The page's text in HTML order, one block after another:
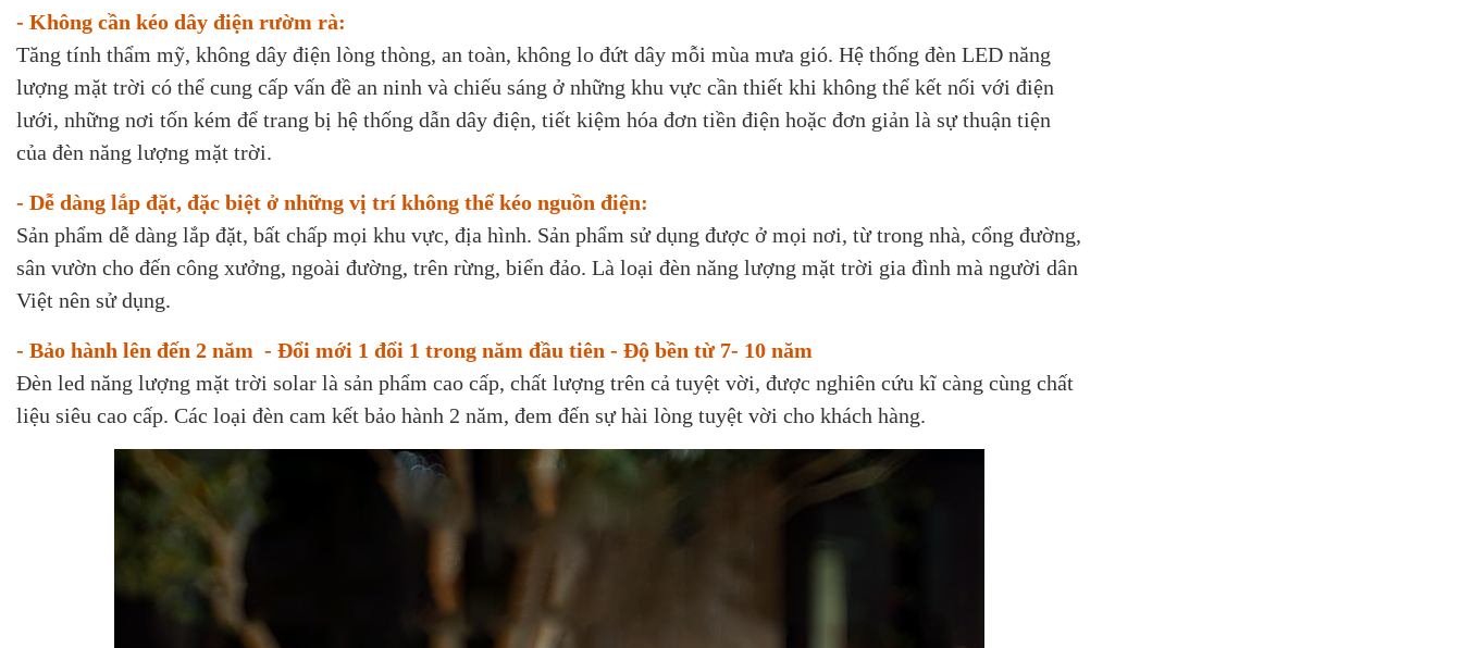
- Không cần kéo dây điện rườm rà:
Tăng tính thẩm mỹ, không dây điện lòng thòng, an toàn, không lo đứt dây mỗi mùa mưa gió. Hệ thống đèn LED năng
lượng mặt trời có thể cung cấp vấn đề an ninh và chiếu sáng ở những khu vực cần thiết khi không thể kết nối với điện
lưới, những nơi tốn kém để trang bị hệ thống dẫn dây điện, tiết kiệm hóa đơn tiền điện hoặc đơn giản là sự thuận tiện
của đèn năng lượng mặt trời.
- Dễ dàng lắp đặt, đặc biệt ở những vị trí không thể kéo nguồn điện:
Sản phẩm dễ dàng lắp đặt, bất chấp mọi khu vực, địa hình. Sản phẩm sử dụng được ở mọi nơi, từ trong nhà, cổng đường,
sân vườn cho đến công xưởng, ngoài đường, trên rừng, biển đảo. Là loại đèn năng lượng mặt trời gia đình mà người dân
Việt nên sử dụng.
- Bảo hành lên đến 2 năm - Đổi mới 1 đổi 1 trong năm đầu tiên - Độ bền từ 7- 10 năm
Đèn led năng lượng mặt trời solar là sản phẩm cao cấp, chất lượng trên cả tuyệt vời, được nghiên cứu kĩ càng cùng chất
liệu siêu cao cấp. Các loại đèn cam kết bảo hành 2 năm, đem đến sự hài lòng tuyệt vời cho khách hàng.